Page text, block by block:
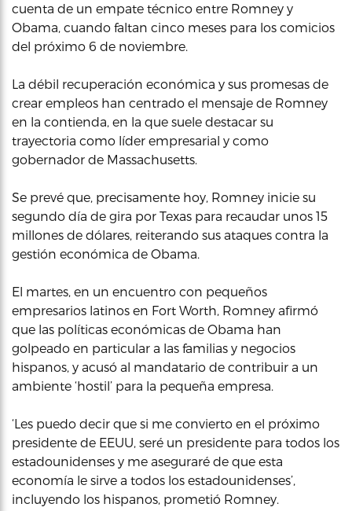
cuenta de un empate técnico entre Romney y
Obama, cuando faltan cinco meses para los comicios
del próximo 6 de noviembre.
La débil recuperación económica y sus promesas de
crear empleos han centrado el mensaje de Romney
en la contienda, en la que suele destacar su
trayectoria como líder empresarial y como
gobernador de Massachusetts.
Se prevé que, precisamente hoy, Romney inicie su
segundo día de gira por Texas para recaudar unos 15
millones de dólares, reiterando sus ataques contra la
gestión económica de Obama.
El martes, en un encuentro con pequeños
empresarios latinos en Fort Worth, Romney afirmó
que las políticas económicas de Obama han
golpeado en particular a las familias y negocios
hispanos, y acusó al mandatario de contribuir a un
ambiente ‘hostil’ para la pequeña empresa.
‘Les puedo decir que si me convierto en el próximo
presidente de EEUU, seré un presidente para todos los
estadounidenses y me aseguraré de que esta
economía le sirve a todos los estadounidenses’,
incluyendo los hispanos, prometió Romney.